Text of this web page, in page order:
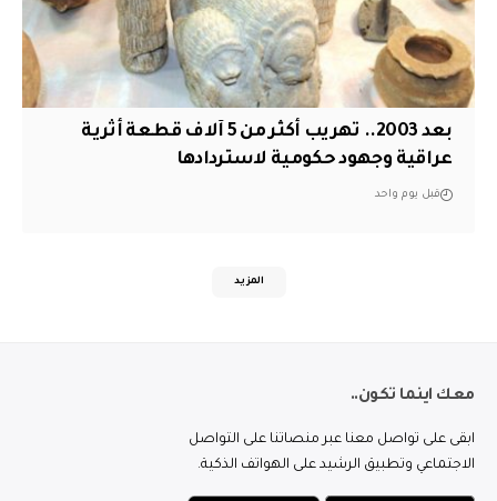
بعد 2003.. تهريب أكثر من 5 آلاف قطعة أثرية
عراقية وجهود حكومية لاستردادها
قبل يوم واحد
المزيد
معك اينما تكون..
ابقى على تواصل معنا عبر منصاتنا على التواصل
الاجتماعي وتطبيق الرشيد على الهواتف الذكية.